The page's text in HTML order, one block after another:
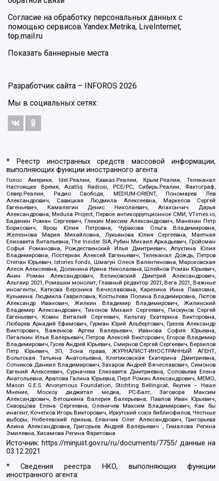
Согласие на обработку персональных данных с
помощью сервисов Yandex.Metrika, LiveInternet,
top.mail.ru
Показать баннерные места
Разработчик сайта – INFOROS 2026
Мы в социальных сетях:
* Реестр иностранных средств массовой информации,
выполняющих функции иностранного агента:
Голос Америки, Idel.Реалии, Кавказ.Реалии, Крым.Реалии, Телеканал
Настоящее Время, Azatliq Radiosi, PCE/PC, Сибирь.Реалии, Фактограф,
Север.Реалии, Радио Свобода, MEDIUM-ORIENT, Пономарев Лев
Александрович, Савицкая Людмила Алексеевна, Маркелов Сергей
Евгеньевич, Камалягин Денис Николаевич, Апахончич Дарья
Александровна, Medusa Project, Первое антикоррупционное СМИ, VTimes.io,
Баданин Роман Сергеевич, Гликин Максим Александрович, Маняхин Петр
Борисович, Ярош Юлия Петровна, Чуракова Ольга Владимировна,
Железнова Мария Михайловна, Лукьянова Юлия Сергеевна, Маетная
Елизавета Витальевна, The Insider SIA, Рубин Михаил Аркадьевич, Гройсман
Софья Романовна, Рождественский Илья Дмитриевич, Апухтина Юлия
Владимировна, Постернак Алексей Евгеньевич, Телеканал Дождь, Петров
Степан Юрьевич, Istories fonds, Шмагун Олеся Валентиновна, Мароховская
Алеся Алексеевна, Долинина Ирина Николаевна, Шлейнов Роман Юрьевич,
Анин Роман Александрович, Великовский Дмитрий Александрович,
Альтаир 2021, Ромашки монолит, Главный редактор 2021, Вега 2021, Важные
иноагенты, Каткова Вероника Вячеславовна, Карезина Инна Павловна,
Кузьмина Людмила Гавриловна, Костылева Полина Владимировна, Лютов
Александр Иванович, Жилкин Владимир Владимирович, Жилинский
Владимир Александрович, Тихонов Михаил Сергеевич, Пискунов Сергей
Евгеньевич, Ковин Виталий Сергеевич, Кильтау Екатерина Викторовна,
Любарев Аркадий Ефимович, Гурман Юрий Альбертович, Грезев Александр
Викторович, Важенков Артем Валерьевич, Иванова София Юрьевна,
Пигалкин Илья Валерьевич, Петров Алексей Викторович, Егоров Владимир
Владимирович, Гусев Андрей Юрьевич, Смирнов Сергей Сергеевич, Верзилов
Петр Юрьевич, ЗП, Зона права, ЖУРНАЛИСТ-ИНОСТРАННЫЙ АГЕНТ,
Вольтская Татьяна Анатольевна, Клепиковская Екатерина Дмитриевна,
Сотников Даниил Владимирович, Захаров Андрей Вячеславович, Симонов
Евгений Алексеевич, Сурначева Елизавета Дмитриевна, Соловьева Елена
Анатольевна, Арапова Галина Юрьевна, Перл Роман Александрович, МЕМО,
Mason G.E.S. Anonymous Foundation, Stichting Bellingcat, Якутия – Наше
Мнение, Москоу диджитал медиа, РС-Балт, Заговора Максим
Александрович, Ветошкина Валерия Валерьевна, Павлов Иван Юрьевич,
Скворцова Елена Сергеевна, Оленичев Максим Владимирович, Как бы
инагент, Кочетков Игорь Викторович, Иркутский союз библиофилов, Честные
выборы, Нобелевский призыв, Еланчик Олег Александрович, Григорьева
Алина Александровна, Григорьев Андрей Валерьевич , Гималова Регина
Эмилевна, Хисамова Регина Фаритовна
Источник: https://minjust.gov.ru/ru/documents/7755/ данные на
03.12.2021
* Сведения реестра НКО, выполняющих функции
иностранного агента: